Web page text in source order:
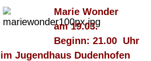
Marie Wonder
am 19.03.
Beginn: 21.00 Uhr
im Jugendhaus Dudenhofen